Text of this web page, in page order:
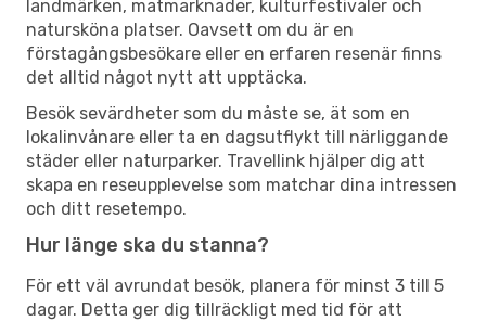
landmärken, matmarknader, kulturfestivaler och
natursköna platser. Oavsett om du är en
förstagångsbesökare eller en erfaren resenär finns
det alltid något nytt att upptäcka.
Besök sevärdheter som du måste se, ät som en
lokalinvånare eller ta en dagsutflykt till närliggande
städer eller naturparker. Travellink hjälper dig att
skapa en reseupplevelse som matchar dina intressen
och ditt resetempo.
Hur länge ska du stanna?
För ett väl avrundat besök, planera för minst 3 till 5
dagar. Detta ger dig tillräckligt med tid för att